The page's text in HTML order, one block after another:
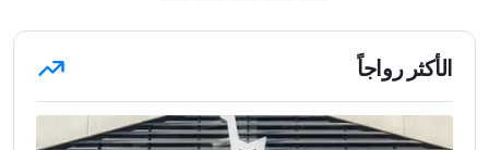
الأكثر رواجاً